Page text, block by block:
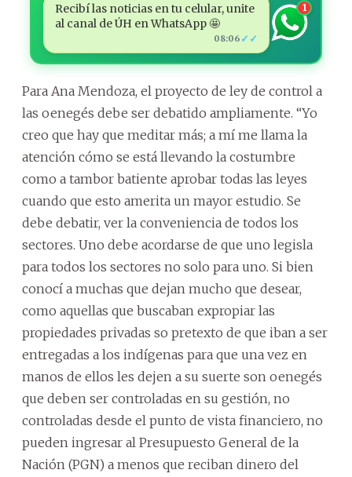
Recibí las noticias en tu celular, unite
al canal de ÚH en WhatsApp 🤩
08:06 ✓✓
1
Para Ana Mendoza, el proyecto de ley de control a
las oenegés debe ser debatido ampliamente. “Yo
creo que hay que meditar más; a mí me llama la
atención cómo se está llevando la costumbre
como a tambor batiente aprobar todas las leyes
cuando que esto amerita un mayor estudio. Se
debe debatir, ver la conveniencia de todos los
sectores. Uno debe acordarse de que uno legisla
para todos los sectores no solo para uno. Si bien
conocí a muchas que dejan mucho que desear,
como aquellas que buscaban expropiar las
propiedades privadas so pretexto de que iban a ser
entregadas a los indígenas para que una vez en
manos de ellos les dejen a su suerte son oenegés
que deben ser controladas en su gestión, no
controladas desde el punto de vista financiero, no
pueden ingresar al Presupuesto General de la
Nación (PGN) a menos que reciban dinero del